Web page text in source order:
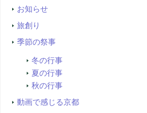
お知らせ
旅創り
季節の祭事
冬の行事
夏の行事
秋の行事
動画で感じる京都